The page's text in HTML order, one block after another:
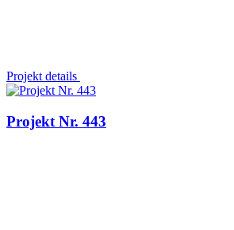
Projekt details
Projekt Nr. 443